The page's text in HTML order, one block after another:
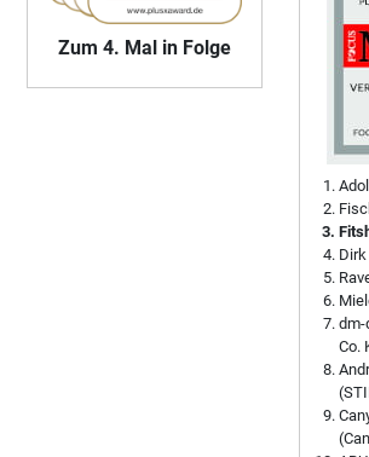
Zum 4. Mal in Folge
dm-
Co.